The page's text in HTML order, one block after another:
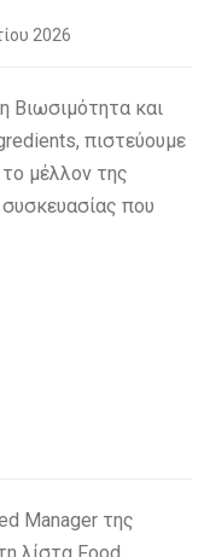
2026
Βιωσιμότητα και
πιστεύουμε
μέλλον της
συσκευασίας που
Manager της